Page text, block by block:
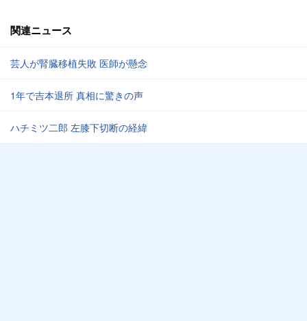
関連ニュース
芸人が腎臓移植失敗 医師が懸念
1年で吉本退所 真相に驚きの声
ハチミツ二郎 左膝下切断の経緯